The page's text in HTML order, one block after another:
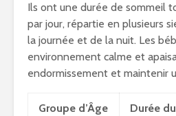
Ils ont une durée de sommeil
par jour, répartie en plusieurs
la journée et de la nuit. Les
environnement calme et
endormissement et maintenir
Groupe d’Âge Durée